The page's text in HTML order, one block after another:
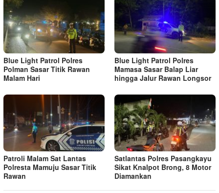
Blue Light Patrol Polres
Polman Sasar Titik Rawan
Malam Hari
Blue Light Patrol Polres
Mamasa Sasar Balap Liar
hingga Jalur Rawan Longsor
Patroli Malam Sat Lantas
Polresta Mamuju Sasar Titik
Rawan
Satlantas Polres Pasangkayu
Sikat Knalpot Brong, 8 Motor
Diamankan